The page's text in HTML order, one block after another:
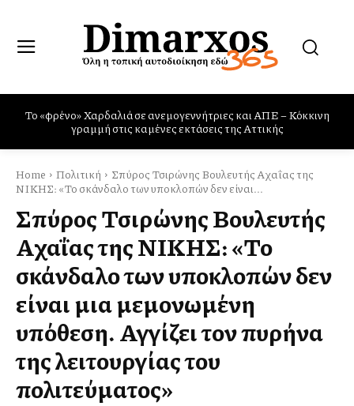
Πυρκαγιές: η Ελλάδα χρειάζεται και Canadair και Rafale
Home Πολιτική
Σπύρος Τσιρώνης Βουλευτής Αχαΐας της
ΝΙΚΗΣ: «Το σκάνδαλο των υποκλοπών δεν είναι...
Σπύρος Τσιρώνης Βουλευτής
Αχαΐας της ΝΙΚΗΣ: «Το
σκάνδαλο των υποκλοπών δεν
είναι μια μεμονωμένη
υπόθεση. Αγγίζει τον πυρήνα
της λειτουργίας του
πολιτεύματος»